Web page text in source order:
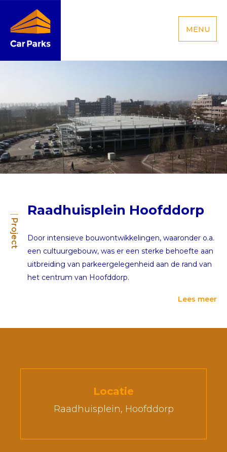
MENU
Project
Raadhuisplein Hoofddorp
Door intensieve bouwontwikkelingen, waaronder o.a.
een cultuurgebouw, was er een sterke behoefte aan
uitbreiding van parkeergelegenheid aan de rand van
het centrum van Hoofddorp.
Lees meer
Locatie
Raadhuisplein, Hoofddorp